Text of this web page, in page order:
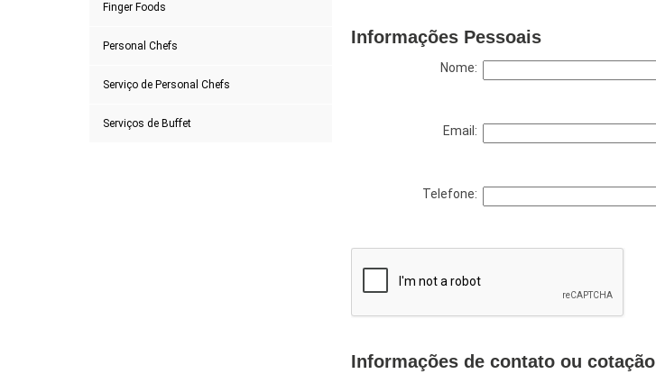
Finger Foods
Personal Chefs
Serviço de Personal Chefs
Serviços de Buffet
Informações Pessoais
Nome:
Email:
Telefone:
Informações de contato ou cotação